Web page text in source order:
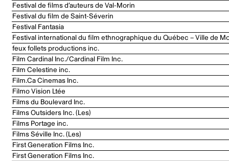
Festival de films d’auteurs de Val-Morin
Festival du film de Saint-Séverin
Festival Fantasia
Festival international du film ethnographique du Québec – Ville de
feux follets productions inc.
Film Cardinal Inc./Cardinal Film Inc.
Film Celestine inc.
Film.Ca Cinemas Inc.
Filmo Vision Ltée
Films du Boulevard Inc.
Films Outsiders Inc. (Les)
Films Portage inc.
Films Séville Inc. (Les)
First Generation Films Inc.
First Generation Films Inc.